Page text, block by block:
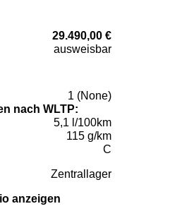
29.490,00 €
ausweisbar
1 (None)
nach WLTP:
5,1 l/100km
115 g/km
C
Zentrallager
anzeigen